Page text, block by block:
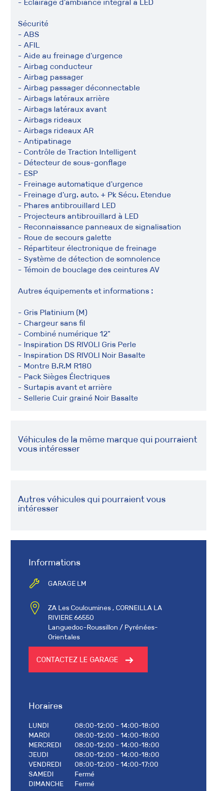
- Éclairage d'ambiance intégral à LED
Sécurité
- ABS
- AFIL
- Aide au freinage d'urgence
- Airbag conducteur
- Airbag passager
- Airbag passager déconnectable
- Airbags latéraux arrière
- Airbags latéraux avant
- Airbags rideaux
- Airbags rideaux AR
- Antipatinage
- Contrôle de Traction Intelligent
- Détecteur de sous-gonflage
- ESP
- Freinage automatique d'urgence
- Freinage d'urg. auto. + Pk Sécu. Etendue
- Phares antibrouillard LED
- Projecteurs antibrouillard à LED
- Reconnaissance panneaux de signalisation
- Roue de secours galette
- Répartiteur électronique de freinage
- Système de détection de somnolence
- Témoin de bouclage des ceintures AV
Autres équipements et informations :
- Gris Platinium (M)
- Chargeur sans fil
- Combiné numérique 12"
- Inspiration DS RIVOLI Gris Perle
- Inspiration DS RIVOLI Noir Basalte
- Montre B.R.M R180
- Pack Sièges Électriques
- Surtapis avant et arrière
- Sellerie Cuir grainé Noir Basalte
Véhicules de la même marque qui pourraient
vous intéresser
Autres véhicules qui pourraient vous
intéresser
Informations
GARAGE LM
ZA Les Couloumines , CORNEILLA LA
RIVIERE 66550
Languedoc-Roussillon / Pyrénées-
Orientales
CONTACTEZ LE GARAGE
Horaires
LUNDI
08:00-12:00 - 14:00-18:00
MARDI
08:00-12:00 - 14:00-18:00
MERCREDI
08:00-12:00 - 14:00-18:00
JEUDI
08:00-12:00 - 14:00-18:00
VENDREDI
08:00-12:00 - 14:00-17:00
SAMEDI
Fermé
DIMANCHE
Fermé